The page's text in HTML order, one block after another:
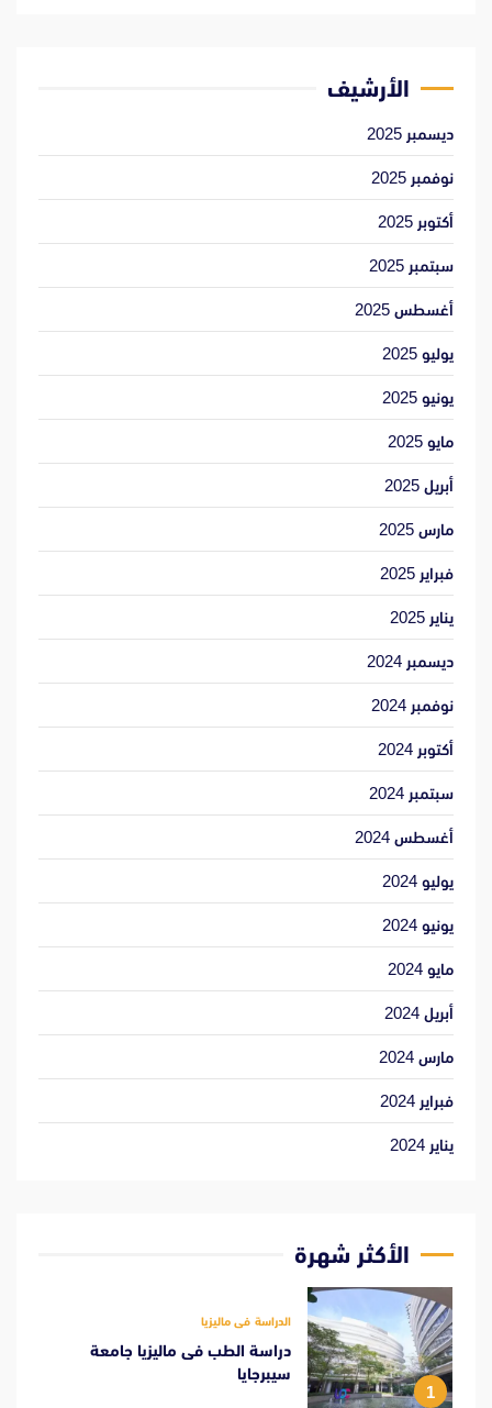
الأرشيف
ديسمبر 2025
نوفمبر 2025
أكتوبر 2025
سبتمبر 2025
أغسطس 2025
يوليو 2025
يونيو 2025
مايو 2025
أبريل 2025
مارس 2025
فبراير 2025
يناير 2025
ديسمبر 2024
نوفمبر 2024
أكتوبر 2024
سبتمبر 2024
أغسطس 2024
يوليو 2024
يونيو 2024
مايو 2024
أبريل 2024
مارس 2024
فبراير 2024
يناير 2024
الأكثر شهرة
1
الدراسة فى ماليزيا
دراسة الطب فى ماليزيا جامعة
سيبرجايا